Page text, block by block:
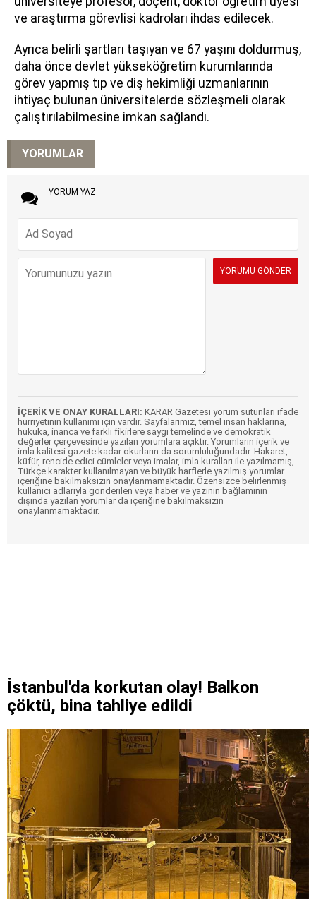
ve araştırma görevlisi kadroları ihdas edilecek.
Ayrıca belirli şartları taşıyan ve 67 yaşını doldurmuş,
daha önce devlet yükseköğretim kurumlarında
görev yapmış tıp ve diş hekimliği uzmanlarının
ihtiyaç bulunan üniversitelerde sözleşmeli olarak
çalıştırılabilmesine imkan sağlandı.
YORUMLAR
YORUM YAZ
İÇERİK VE ONAY KURALLARI: KARAR Gazetesi yorum sütunları ifade
hürriyetinin kullanımı için vardır. Sayfalarımız, temel insan haklarına,
hukuka, inanca ve farklı fikirlere saygı temelinde ve demokratik
değerler çerçevesinde yazılan yorumlara açıktır. Yorumların içerik ve
imla kalitesi gazete kadar okurların da sorumluluğundadır. Hakaret,
küfür, rencide edici cümleler veya imalar, imla kuralları ile yazılmamış,
Türkçe karakter kullanılmayan ve büyük harflerle yazılmış yorumlar
içeriğine bakılmaksızın onaylanmamaktadır. Özensizce belirlenmiş
kullanıcı adlarıyla gönderilen veya haber ve yazının bağlamının
dışında yazılan yorumlar da içeriğine bakılmaksızın
onaylanmamaktadır.
İstanbul'da korkutan olay! Balkon
çöktü, bina tahliye edildi